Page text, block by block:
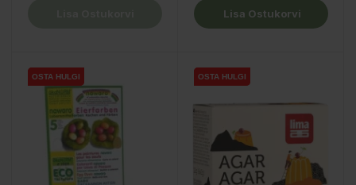
Lisa Ostukorvi
OSTA HULGI
OSTA HULGI OSTA HULGI
OSTA HULGI